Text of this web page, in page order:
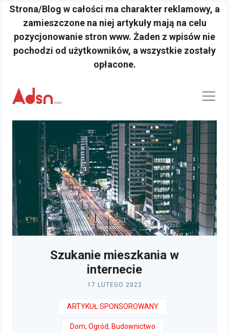
Strona/Blog w całości ma charakter reklamowy, a
zamieszczone na niej artykuły mają na celu
pozycjonowanie stron www. Żaden z wpisów nie
pochodzi od użytkowników, a wszystkie zostały
opłacone.
content
Szukanie mieszkania w
internecie
17 LUTEGO 2022
ARTYKUŁ SPONSOROWANY
Dom, Ogród, Budownictwo